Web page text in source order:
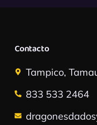
Contacto
Tampico,
833 533 2464